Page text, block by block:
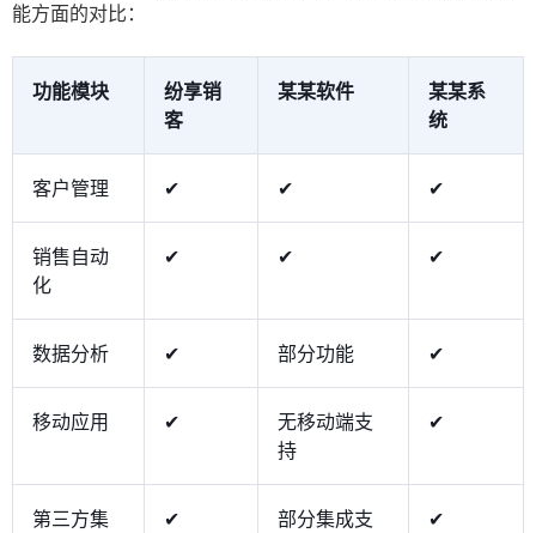
能方面的对比：
功能模块
纷享销
客
某某软件
某某系
统
客户管理 ✔ ✔ ✔
销售自动
化
✔ ✔ ✔
数据分析 ✔ 部分功能 ✔
移动应用 ✔
无移动端支
持
✔
第三方集
✔
部分集成支
✔